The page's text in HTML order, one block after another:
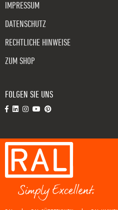
IMPRESSUM
DATENSCHUTZ
RECHTLICHE HINWEISE
ZUM SHOP
FOLGEN SIE UNS